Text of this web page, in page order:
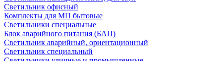
Светильник офисный
Комплекты для МП бытовые
Светильники специальные
Блок аварийного питания (БАП)
Светильник аварийный, ориентационный
Светильник специальный